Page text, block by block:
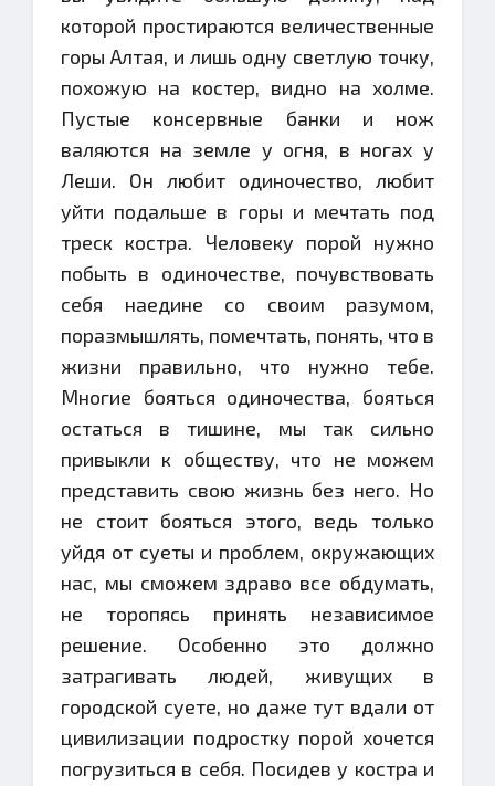
которой простираются величественные
горы Алтая, и лишь одну светлую точку,
похожую на костер, видно на холме.
Пустые консервные банки и нож
валяются на земле у огня, в ногах у
Леши. Он любит одиночество, любит
уйти подальше в горы и мечтать под
треск костра. Человеку порой нужно
побыть в одиночестве, почувствовать
себя наедине со своим разумом,
поразмышлять, помечтать, понять, что в
жизни правильно, что нужно тебе.
Многие бояться одиночества, бояться
остаться в тишине, мы так сильно
привыкли к обществу, что не можем
представить свою жизнь без него. Но
не стоит бояться этого, ведь только
уйдя от суеты и проблем, окружающих
нас, мы сможем здраво все обдумать,
не торопясь принять независимое
решение. Особенно это должно
затрагивать людей, живущих в
городской суете, но даже тут вдали от
цивилизации подростку порой хочется
погрузиться в себя. Посидев у костра и